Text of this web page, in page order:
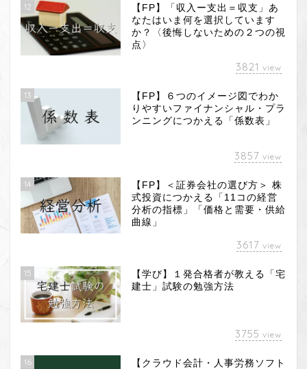
12
【FP】「収入ー支出＝収支」あ
なたはいま何を選択しています
か？〈後悔しないための２つの視
点〉
3821 view
13
【FP】６つのイメージ図でわか
りやすいファイナンシャル・プラ
ンニングにつかえる「係数表」
3857 view
14
【FP】＜証券会社の選び方＞ 株
式投資につかえる「11コの経営
分析の指標」「価格と需要・供給
曲線」
3617 view
15
【学び】１発合格者が教える「宅
建士」試験の勉強方法
3755 view
16
【クラウド会計・人事労務ソフト